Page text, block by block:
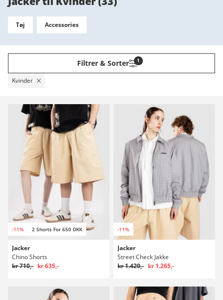
Tøj Accessories
Filtrer & Sorter 1
Kvinder
-11% 2 Shorts For 650 DKK
Jacker
Chino Shorts
kr 710,- kr 635,-
-11%
Jacker
Street Check Jakke
kr 1.420,- kr 1.265,-